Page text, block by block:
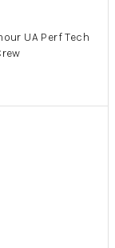
UA Perf Tech